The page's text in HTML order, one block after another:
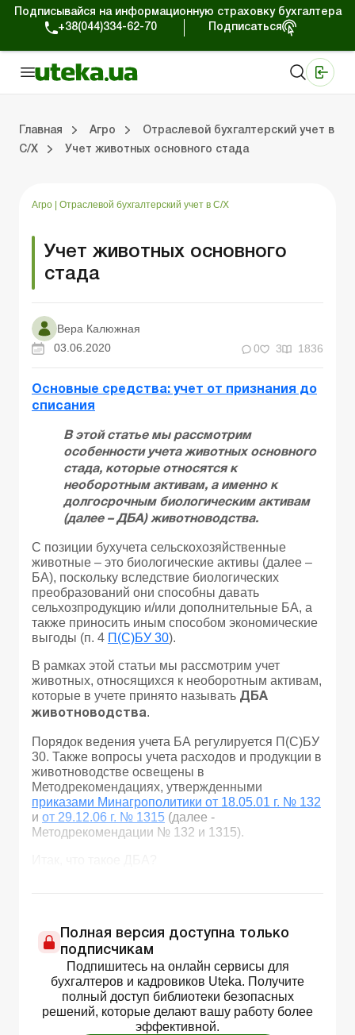
Подписывайся на информационную страховку бухгалтера
+38(044)334-62-70
Подписаться
Главная Агро
Отраслевой бухгалтерский учет в
С/Х
Учет животных основного стада
Агро Отраслевой бухгалтерский учет в С/Х
Учет животных основного
стада
Вера Калюжная
03.06.2020
0 3 1836
Основные средства: учет от признания до
списания
В этой статье мы рассмотрим
особенности учета животных основного
стада, которые относятся к
необоротным активам, а именно к
долгосрочным биологическим активам
(далее – ДБА) животноводства.
С позиции бухучета сельскохозяйственные
животные – это биологические активы (далее –
БА), поскольку вследствие биологических
преобразований они способны давать
сельхозпродукцию и/или дополнительные БА, а
также приносить иным способом экономические
выгоды (п. 4 П(С)БУ 30).
В рамках этой статьи мы рассмотрим учет
животных, относящихся к необоротным активам,
которые в учете принято называть ДБА
животноводства.
Порядок ведения учета БА регулируется П(С)БУ
30. Также вопросы учета расходов и продукции в
животноводстве освещены в
Методрекомендациях, утвержденными
приказами Минагрополитики от 18.05.01 г. № 132
и от 29.12.06 г. № 1315 (далее -
Методрекомендации № 132 и 1315).
Полная версия доступна только
подписчикам
Подпишитесь на онлайн сервисы для
бухгалтеров и кадровиков Uteka. Получите
полный доступ библиотеки безопасных
решений, которые делают вашу работу более
эффективной.